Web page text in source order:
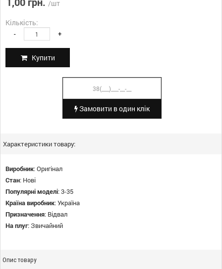
/шт
Кількість:
- +
Купити
Замовити в один клік
Характеристики товару:
Виробник:Оригінал
Стан: Нові
Популярні моделі:3-35
Країна виробник:Україна
Призначення: Відвал
На плуг:Звичайний
Опис товару